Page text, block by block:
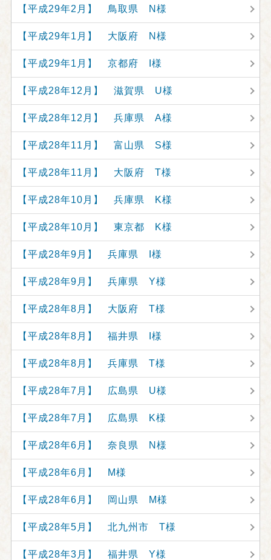
【平成29年2月】 鳥取県 N様
【平成29年1月】 大阪府 N様
【平成29年1月】 京都府 I様
【平成28年12月】 滋賀県 U様
【平成28年12月】 兵庫県 A様
【平成28年11月】 富山県 S様
【平成28年11月】 大阪府 T様
【平成28年10月】 兵庫県 K様
【平成28年10月】 東京都 K様
【平成28年9月】 兵庫県 I様
【平成28年9月】 兵庫県 Y様
【平成28年8月】 大阪府 T様
【平成28年8月】 福井県 I様
【平成28年8月】 兵庫県 T様
【平成28年7月】 広島県 U様
【平成28年7月】 広島県 K様
【平成28年6月】 奈良県 N様
【平成28年6月】 M様
【平成28年6月】 岡山県 M様
【平成28年5月】 北九州市 T様
【平成28年3月】 福井県 Y様